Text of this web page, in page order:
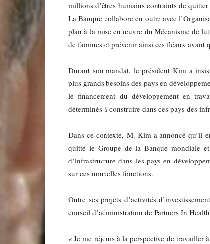
millions d’êtres humains contraints de
La Banque collabore en outre avec
plan à la mise en œuvre du Mécanisme de
de famines et prévenir ainsi ces fléaux avant
Durant son mandat, le président Kim a
plus grands besoins des pays en
le financement du développement en
déterminés à construire dans ces pays des
Dans ce contexte, M. Kim a annoncé qu’il
quitté le Groupe de la Banque mondiale et
d’infrastructure dans les pays en
sur ces nouvelles fonctions.
Outre ses projets d’activités
conseil d’administration de Partners In
« Je me réjouis à la perspective de travailler